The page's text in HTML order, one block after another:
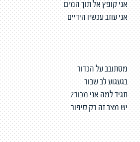
אני קופץ אל תוך המים
אני עוזב עכשיו הידיים
מסתובב על הכדור
בגעגוע לב שבור
תגיד למה אני מכור?
יש מצב זה רק סיפור